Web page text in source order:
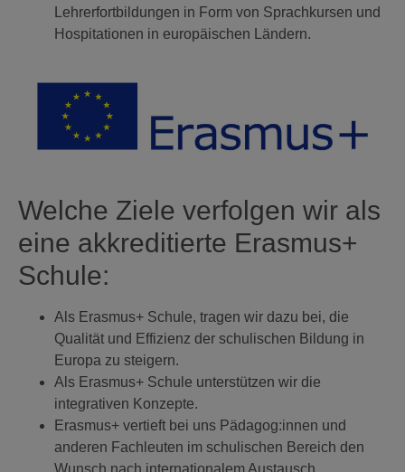
Lehrerfortbildungen in Form von Sprachkursen und
Hospitationen in europäischen Ländern.
Welche Ziele verfolgen wir als
eine akkreditierte Erasmus+
Schule:
Als Erasmus+ Schule, tragen wir dazu bei, die
Qualität und Effizienz der schulischen Bildung in
Europa zu steigern.
Als Erasmus+ Schule unterstützen wir die
integrativen Konzepte.
Erasmus+ vertieft bei uns Pädagog:innen und
anderen Fachleuten im schulischen Bereich den
Wunsch nach internationalem Austausch.